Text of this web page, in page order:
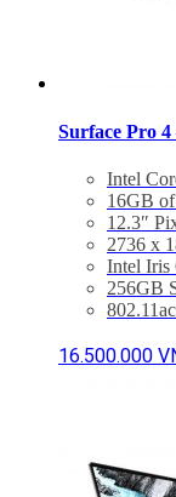
Surface Pro 4
Intel
16GB
12.3″
2736 x
Intel Iris
256GB
Surface
16.500.000